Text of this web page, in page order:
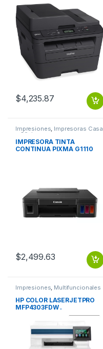
Monocromo –
Copiadora/Impresora/Escá
ner – 30 ppm de impresión
monocolor – 2400 x 600
dpi Impresión – Dúplex
impresión Automático –
Hasta 10000 páginas al
mes – 250 hojas Entrada –
Color Escáne Y NEGRO
L2540DW 30 PPM USB WIFI
$4,235.87
Impresiones, Impresoras Casa
y Oficina
IMPRESORA TINTA
CONTINUA PIXMA G1110
$2,499.63
Impresiones Multifuncionales
HP COLOR LASERJETPRO
MFP4303FDW .